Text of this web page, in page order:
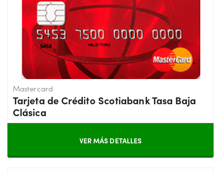
Mastercard
Tarjeta de Crédito Scotiabank Tasa Baja
Clásica
VER MÁS DETALLES